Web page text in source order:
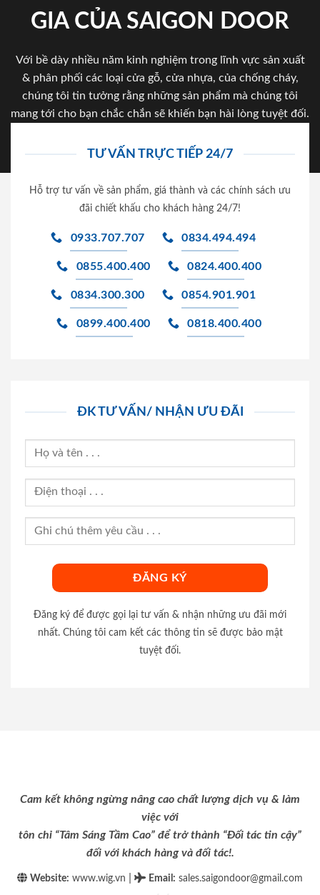
GIA CỦA SAIGON DOOR
Với bề dày nhiều năm kinh nghiệm trong lĩnh vực sản xuất
& phân phối các loại cửa gỗ, cửa nhựa, của chống cháy,
chúng tôi tin tưởng rằng những sản phẩm mà chúng tôi
mang tới cho bạn chắc chắn sẽ khiến bạn hài lòng tuyệt đối.
TƯ VẤN TRỰC TIẾP 24/7
Hỗ trợ tư vấn về sản phẩm, giá thành và các chính sách ưu
đãi chiết khấu cho khách hàng 24/7!
0933.707.707 0834.494.494
0855.400.400 0824.400.400
0834.300.300 0854.901.901
0899.400.400 0818.400.400
ĐK TƯ VẤN/ NHẬN ƯU ĐÃI
Đăng ký để được gọi lại tư vấn & nhận những ưu đãi mới
nhất. Chúng tôi cam kết các thông tin sẽ được bảo mật
tuyệt đối.
Cam kết không ngừng nâng cao chất lượng dịch vụ & làm
việc với
tôn chỉ “Tâm Sáng Tầm Cao” để trở thành “Đối tác tin cậy”
đối với khách hàng và đối tác!.
Website: www.wig.vn Email : sales.saigondoor@gmail.com